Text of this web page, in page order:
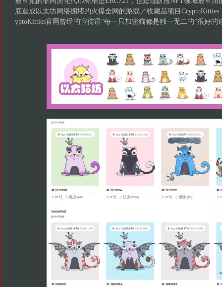
底造成以太坊网络拥堵的火爆全网的游戏／收藏品项目CryptoKitties
yptoKitties官网曾经的宣传语“每一只加密猫都是独一无二的”很好的